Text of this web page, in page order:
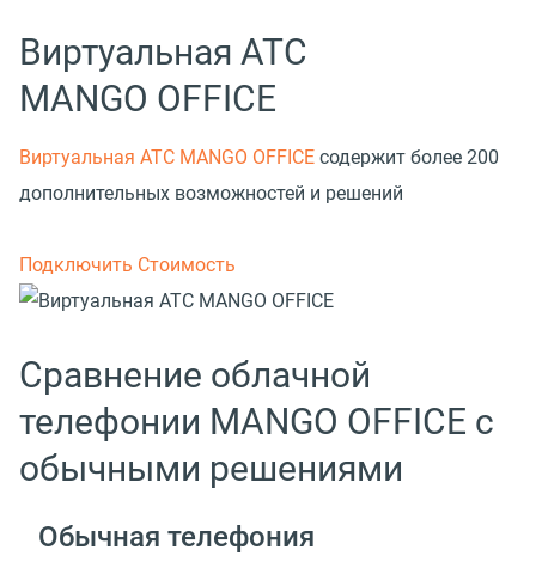
Виртуальная АТС
MANGO OFFICE
Виртуальная АТС MANGO OFFICE содержит более 200
дополнительных возможностей и решений
Подключить Стоимость
Сравнение облачной
телефонии MANGO OFFICE c
обычными решениями
Обычная телефония